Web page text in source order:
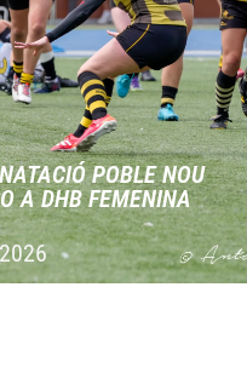
POBLE NOU
A DHB FEMENINA